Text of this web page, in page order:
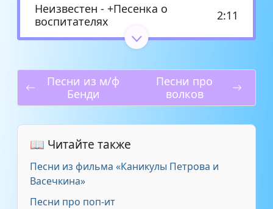
Неизвестен - +Песенка о
воспитателях
2:11
Песни про детский сад -
Воспитатели родные
Песни про детский сад - Про
воспитателя
2:16
Песня о воспитателе - Песня
Современные детские песни -
Воспитатель
Песни из м/ф
Бенди
Песни про
волков
📖 Читайте также
Песни из фильма «Каникулы Петрова и
Васечкина»
Песни про поп-ит